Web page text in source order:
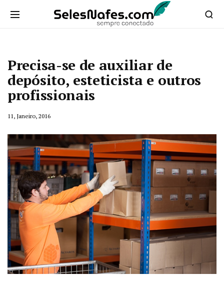
Precisa-se de auxiliar de
depósito, esteticista e outros
profissionais
11, Janeiro, 2016